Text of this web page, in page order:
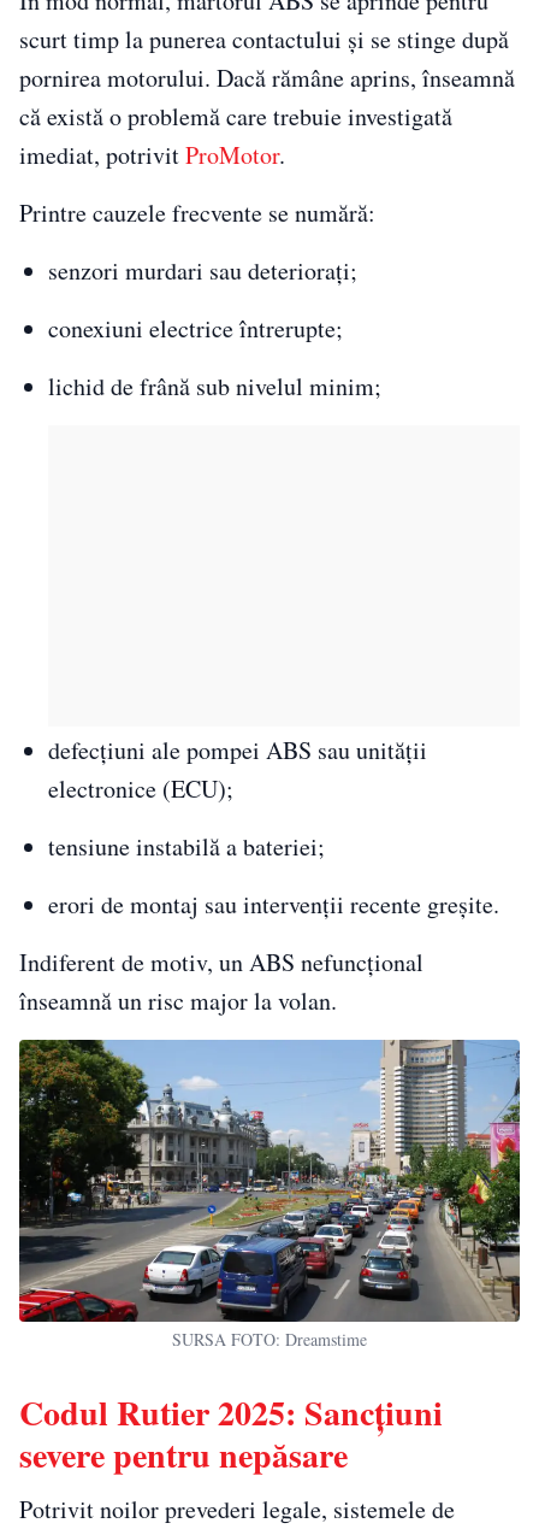
scurt timp la punerea contactului și se stinge după
pornirea motorului. Dacă rămâne aprins, înseamnă
că există o problemă care trebuie investigată
imediat, potrivitProMotor.
Printre cauzele frecvente se numără:
senzori murdari sau deteriorați;
conexiuni electrice întrerupte;
lichid de frână sub nivelul minim;
defecțiuni ale pompei ABS sau unității
electronice (ECU);
tensiune instabilă a bateriei;
erori de montaj sau intervenții recente greșite.
Indiferent de motiv, un ABS nefuncțional
înseamnă un risc major la volan.
SURSA FOTO: Dreamstime
Codul Rutier 2025: Sancțiuni
severe pentru nepăsare
Potrivit noilor prevederi legale, sistemele de